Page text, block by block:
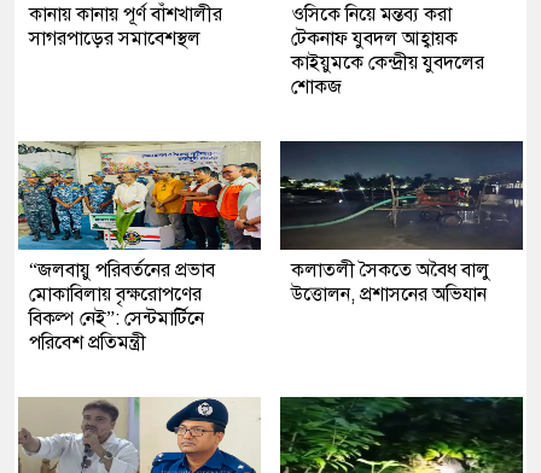
কানায় কানায় পূর্ণ বাঁশখালীর
সাগরপাড়ের সমাবেশস্থল
ওসিকে নিয়ে মন্তব্য করা
টেকনাফ যুবদল আহ্বায়ক
কাইয়ুমকে কেন্দ্রীয় যুবদলের
শোকজ
“জলবায়ু পরিবর্তনের প্রভাব
মোকাবিলায় বৃক্ষরোপণের
বিকল্প নেই”: সেন্টমার্টিনে
পরিবেশ প্রতিমন্ত্রী
কলাতলী সৈকতে অবৈধ বালু
উত্তোলন, প্রশাসনের অভিযান